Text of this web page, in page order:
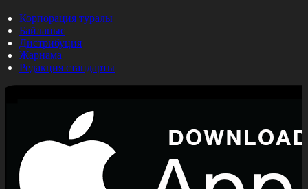
Корпорация туралы
Байланыс
Дистрибуция
Жарнама
Редакция стандарты